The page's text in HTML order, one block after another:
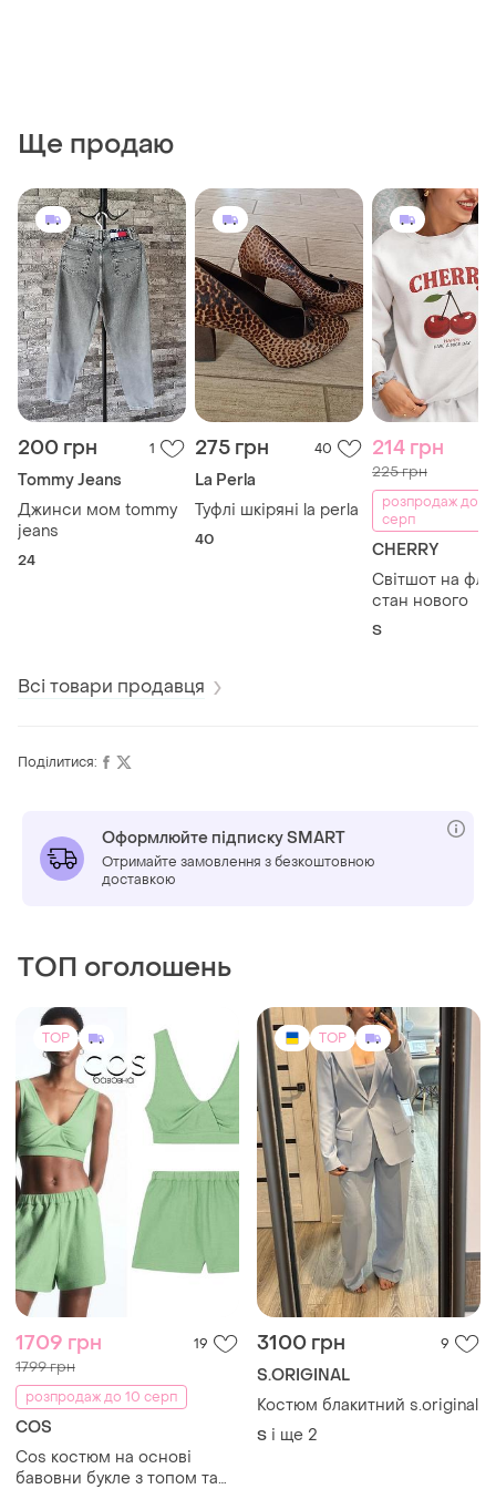
Ще продаю
200 грн 1
Tommy Jeans
Джинси мом tommy
jeans
24
275 грн 40
La Perla
Туфлі шкіряні la perla
40
214 грн
225 грн
розпродаж до 10
серп
CHERRY
Світшот на
стан нового
S
Всі товари продавця
Поділитися:
Оформлюйте підписку SMART
Отримайте замовлення з безкоштовною
доставкою
ТОП оголошень
TOP
1709 грн 19
1799 грн
розпродаж до 10 серп
COS
Cos костюм на основі
бавовни букле з топом та
TOP
3100 грн 9
S.ORIGINAL
Костюм блакитний s.original
S і ще 2